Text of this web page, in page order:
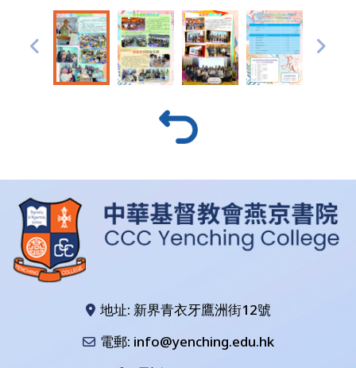
地址: 新界青衣牙鷹洲街12號
電郵: info@yenching.edu.hk